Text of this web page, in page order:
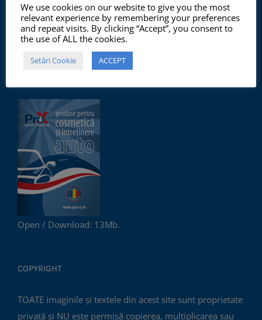
ISO9001:2015 și Certificatul Sistemului de Management
al Mediului ISO14001:2015.
Open / Download: 13Mb.
COPYRIGHT
TOATE imaginile și textele din acest site sunt proprietate
privată și NU este permisă copierea, multiplicarea sau
We use cookies on our website to give you the most
relevant experience by remembering your preferences
and repeat visits. By clicking “Accept”, you consent to
the use of ALL the cookies.
Setări Cookie ACCEPT